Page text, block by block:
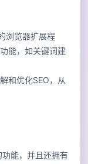
浏览器扩展程
能，如关键词建
和优化SEO，从
能，并且还拥有